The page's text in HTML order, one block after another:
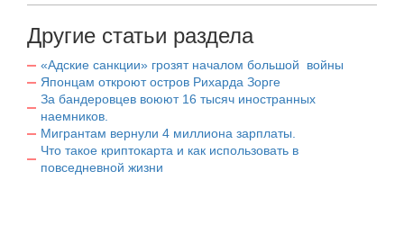
Другие статьи раздела
«Адские санкции» грозят началом большой войны
Японцам откроют остров Рихарда Зорге
За бандеровцев воюют 16 тысяч иностранных
наемников.
Мигрантам вернули 4 миллиона зарплаты.
Что такое криптокарта и как использовать в
повседневной жизни